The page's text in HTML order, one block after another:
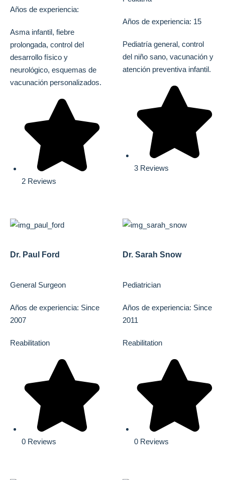
Años de experiencia:
Asma infantil, fiebre
prolongada, control del
desarrollo físico y
neurológico, esquemas de
vacunación personalizados.
2 Reviews
Años de experiencia: 15
Pediatría general, control
del niño sano, vacunación y
atención preventiva infantil.
3 Reviews
Dr. Paul Ford
General Surgeon
Años de experiencia: Since
2007
Reabilitation
0 Reviews
Dr. Sarah Snow
Pediatrician
Años de experiencia: Since
2011
Reabilitation
0 Reviews